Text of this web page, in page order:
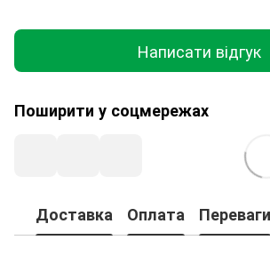
Написати відгук
Поширити у соцмережах
Доставка Оплата Переваги